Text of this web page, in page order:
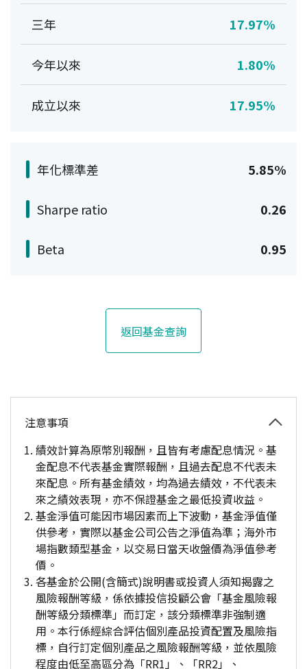
三年 17.97%
今年以來 1.80%
成立以來 17.95%
年化標準差 5.85%
Sharpe ratio 0.26
Beta 0.95
返回基金查詢
注意事項
績效計算為原幣別報酬，且皆有考慮配息情況。基
金配息不代表基金實際報酬，且過去配息不代表未
來配息。所有基金績效，均為過去績效，不代表未
來之績效表現，亦不保證基金之最低投資收益。
基金淨值可能因市場因素而上下波動，基金淨值僅
供參考，實際以基金公司公告之淨值為準；海外市
場指數類型基金，以交易日當天收盤價為淨值參考
價。
各基金於公開(含簡式)說明書或投資人須知揭露之
風險報酬等級，係依據投信投顧公會「基金風險報
酬等級分類標準」而訂定，該分類標準非強制適
用。本行係經綜合評估個別產品投資配置及風險指
標，自行訂定個別產品之風險報酬等級，並依風險
程度由低至高區分為「RR1」、「RR2」、